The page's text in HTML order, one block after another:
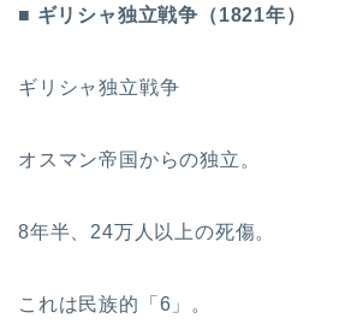
■ ギリシャ独立戦争（1821年）
ギリシャ独立戦争
オスマン帝国からの独立。
8年半、24万人以上の死傷。
これは民族的「6」。